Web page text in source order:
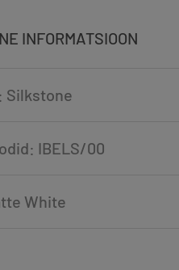
INFORMATSIOON
Silkstone
IBELS/00
White